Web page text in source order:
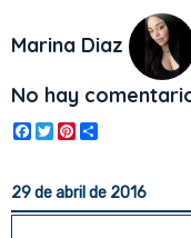
Marina Diaz
No hay
F
a
e
b
o
T
w
t
t
e
P
t
e
r
r
e
29 de abril de 2016